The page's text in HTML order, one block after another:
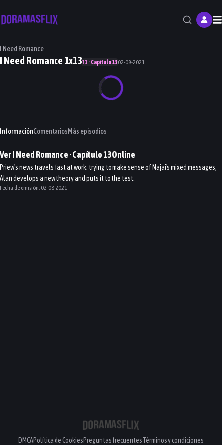
I Need Romance
I Need Romance 1x13T1 · Capítulo 1302-08-2021
InformaciónComentariosMás episodios
VerI Need Romance· Capítulo13Online
Priew's news travels fast at work; trying to make sense of Najai's mixed messages,
Alan develops a new theory and puts it to the test.
Fecha de emisión: 02-08-2021
DMCAPolítica de CookiesPreguntas frecuentesTérminos y condiciones